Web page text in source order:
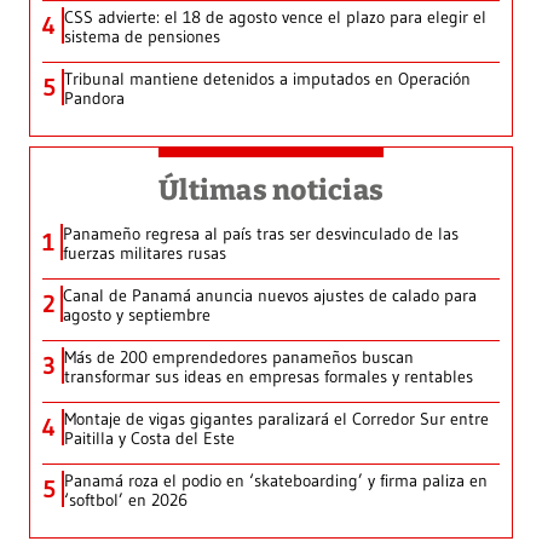
4 CSS advierte: el 18 de agosto vence el plazo para elegir el
sistema de pensiones
5 Tribunal mantiene detenidos a imputados en Operación
Pandora
Últimas noticias
1 Panameño regresa al país tras ser desvinculado de las
fuerzas militares rusas
2 Canal de Panamá anuncia nuevos ajustes de calado para
agosto y septiembre
3 Más de 200 emprendedores panameños buscan
transformar sus ideas en empresas formales y rentables
4 Montaje de vigas gigantes paralizará el Corredor Sur entre
Paitilla y Costa del Este
5 Panamá roza el podio en ‘skateboarding’ y firma paliza en
‘softbol’ en 2026